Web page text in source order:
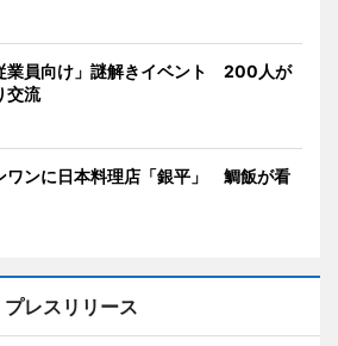
業員向け」謎解きイベント 200人が
交流
ワンに日本料理店「銀平」 鯛飯が看
プレスリリース